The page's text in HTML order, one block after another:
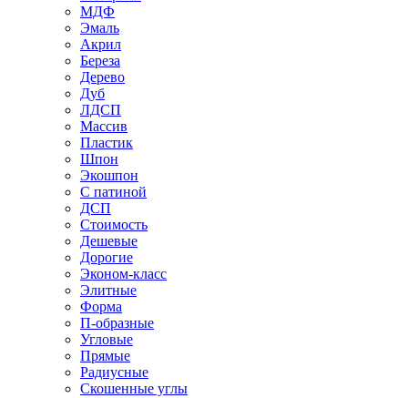
МДФ
Эмаль
Акрил
Береза
Дерево
Дуб
ЛДСП
Массив
Пластик
Шпон
Экошпон
С патиной
ДСП
Стоимость
Дешевые
Дорогие
Эконом-класс
Элитные
Форма
П-образные
Угловые
Прямые
Радиусные
Скошенные углы